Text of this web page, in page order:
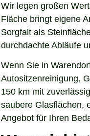
Wir legen großen
Fläche bringt eigene
Sorgfalt als
durchdachte Abläufe
Wenn Sie in
Autositzenreinigung,
150 km mit
saubere Glasflächen,
Angebot für Ihren